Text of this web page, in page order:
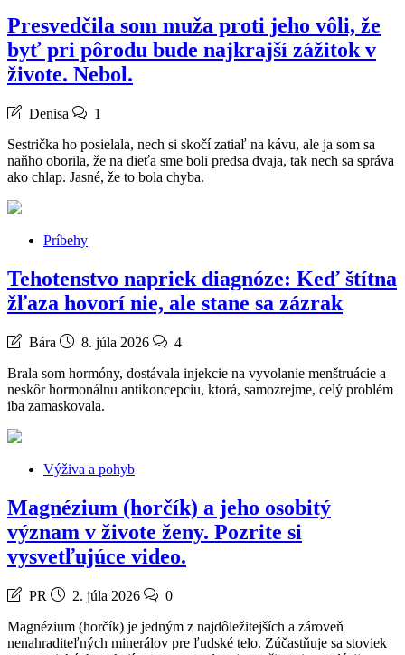
Presvedčila som muža proti jeho vôli, že
byť pri pôrodu bude najkrajší zážitok v
živote. Nebol.
Denisa
1
Sestrička ho posielala, nech si skočí zatiaľ na kávu, ale ja som sa
naňho oborila, že na dieťa sme boli predsa dvaja, tak nech sa správa
ako chlap. Jasné, že to bola chyba.
Príbehy
Tehotenstvo napriek diagnóze: Keď štítna
žľaza hovorí nie, ale stane sa zázrak
Bára 8. júla 2026
4
Brala som hormóny, dostávala injekcie na vyvolanie menštruácie a
neskôr hormonálnu antikoncepciu, ktorá, samozrejme, celý problém
iba zamaskovala.
Výživa a pohyb
Magnézium (horčík) a jeho osobitý
význam v živote ženy. Pozrite si
vysvetľujúce video.
PR 2. júla 2026
0
Magnézium (horčík) je jedným z najdôležitejších a zároveň
nenahraditeľných minerálov pre ľudské telo. Zúčastňuje sa stoviek